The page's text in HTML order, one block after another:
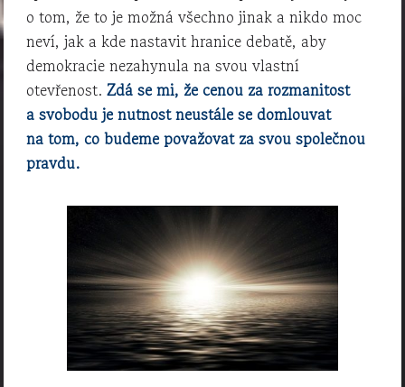
o tom, že to je možná všechno jinak a nikdo moc
neví, jak a kde nastavit hranice debatě, aby
demokracie nezahynula na svou vlastní
otevřenost.Zdá se mi, že cenou za rozmanitost
a svobodu je nutnost neustále se domlouvat
na tom, co budeme považovat za svou společnou
pravdu.